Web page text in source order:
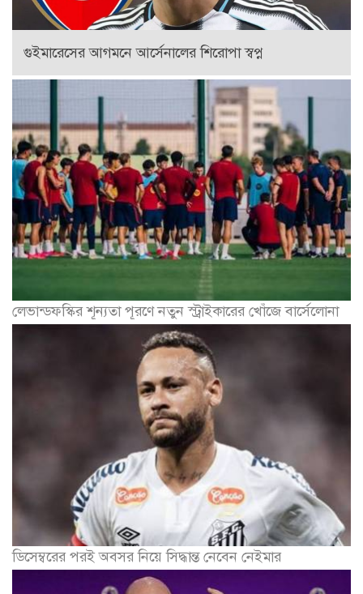
গুইমারেসের আগমনে আর্সেনালের শিরোপা স্বপ্ন
লেভান্ডফস্কির শূন্যতা পূরণে নতুন স্ট্রাইকারের খোঁজে বার্সেলোনা
ডিসেম্বরের পরই অবসর নিয়ে সিদ্ধান্ত নেবেন নেইমার